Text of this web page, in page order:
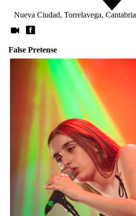
Nueva Ciudad, Torrelavega, Cantabria
False Pretense